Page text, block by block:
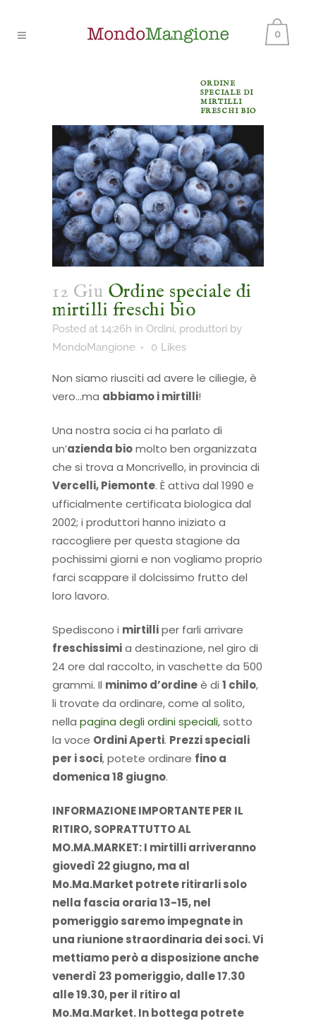
0
ORDINE
SPECIALE DI
MIRTILLI
FRESCHI BIO
12 Giu Ordine speciale di
mirtilli freschi bio
Posted at 14:26h in Ordini, produttori by
MondoMangione
0 Likes
Non siamo riusciti ad avere le ciliegie, è
vero…ma abbiamo i mirtilli!
Una nostra socia ci ha parlato di
un’azienda biomolto ben organizzata
che si trova a Moncrivello, in provincia di
Vercelli, Piemonte. È attiva dal 1990 e
ufficialmente certificata biologica dal
2002; i produttori hanno iniziato a
raccogliere per questa stagione da
pochissimi giorni e non vogliamo proprio
farci scappare il dolcissimo frutto del
loro lavoro.
Spediscono i mirtilliper farli arrivare
freschissimia destinazione, nel giro di
24 ore dal raccolto, in vaschette da 500
grammi. Il minimo d’ordineè di 1 chilo,
li trovate da ordinare, come al solito,
nella pagina degli ordini speciali, sotto
la voce Ordini Aperti. Prezzi speciali
per i soci, potete ordinare fino a
domenica 18 giugno.
INFORMAZIONE IMPORTANTE PER IL
RITIRO, SOPRATTUTTO AL
MO.MA.MARKET: I mirtilli arriveranno
giovedì 22 giugno, ma al
Mo.Ma.Market potrete ritirarli solo
nella fascia oraria 13-15, nel
pomeriggio saremo impegnate in
una riunione straordinaria dei soci. Vi
mettiamo però a disposizione anche
venerdì 23 pomeriggio, dalle 17.30
alle 19.30, per il ritiro al
Mo.Ma.Market. In bottega potrete